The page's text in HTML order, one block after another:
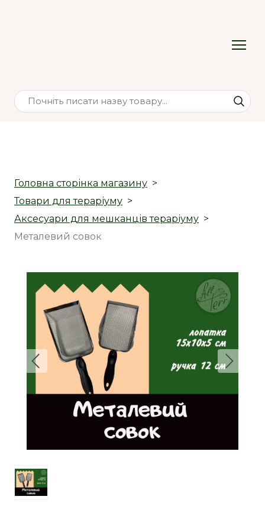
Головна сторінка магазину
Товари для тераріуму
Аксесуари для мешканців тераріуму
Металевий совок